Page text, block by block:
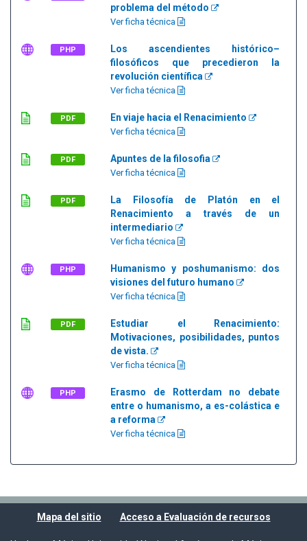
problema del método
Ver ficha técnica
PHP
Los ascendientes histórico–
filosóficos que precedieron la
revolución científica
Ver ficha técnica
PDF En viaje hacia el Renacimiento
Ver ficha técnica
PDF Apuntes de la filosofia
Ver ficha técnica
PDF
La Filosofía de Platón en el
Renacimiento a través de un
intermediario
Ver ficha técnica
PHP
Humanismo y poshumanismo: dos
visiones del futuro humano
Ver ficha técnica
PDF
Estudiar el Renacimiento:
Motivaciones, posibilidades, puntos
de vista.
Ver ficha técnica
PHP
Erasmo de Rotterdam no debate
entre o humanismo, a es-colástica e
a reforma
Ver ficha técnica
Mapa del sitio Acceso a Evaluación de recursos